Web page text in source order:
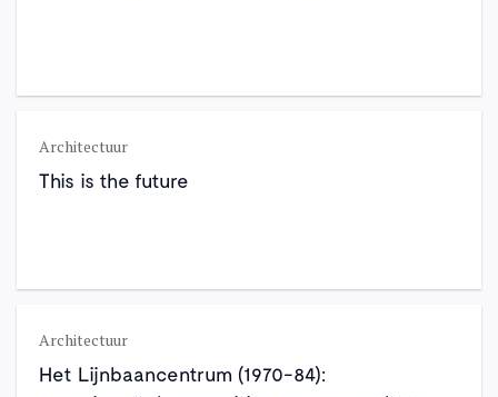
Architectuur
This is the future
Architectuur
Het Lijnbaancentrum (1970-84):